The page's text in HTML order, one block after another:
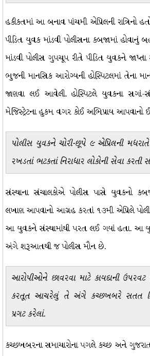
હકીકતમાં આ બનાવ પાંચમી એપ્રિલની રાત્રિનો
પીડિત યુવક માંડવી પોલીસના કબજામાં
માંડવી પોલીસ ગુપચૂપ રીતે પીડિત યુવકને
ભુજની માનસિક આરોગ્યની હોસ્પિટલમાં તેના
જાણવા લઈ આવેલી. હોસ્પિટલે યુવકના
મેજિસ્ટ્રેટના હુકમ વગર કોઈ અભિપ્રાય આપવાનો
પોલીસ યુવકને ચોરી-છૂપે ૯ એપ્રિલની
રખડતાં ભટકતાં નિરાધાર લોકોની સેવા કરતી
સંસ્થાના સંચાલકોએ પોલીસ પાસે યુવકનો
લખાણ આપવાનો આગ્રહ કરતાં ૧૩મી એપ્રિલે
આ યુવકને સંસ્થામાંથી પરત લઈ ગયાં હતા. આ
અંગે શરૂઆતથી જ પોલીસ મૌન છે.
આરોપીઓને છાવરવા માટે કાયદાની
કરતૂત આચરેલું તે અંગે કચ્છખબરે સતત
પ્રગટ કરેલાં.
કચ્છખબરના સમાચારોના પગલે કચ્છ અને